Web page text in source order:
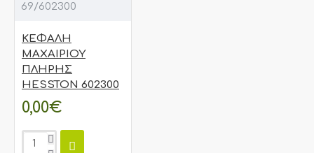
69/602300
ΚΕΦΑΛΗ
ΜΑΧΑΙΡΙΟΥ
ΠΛΗΡΗΣ
HESSTON 602300
0,00€